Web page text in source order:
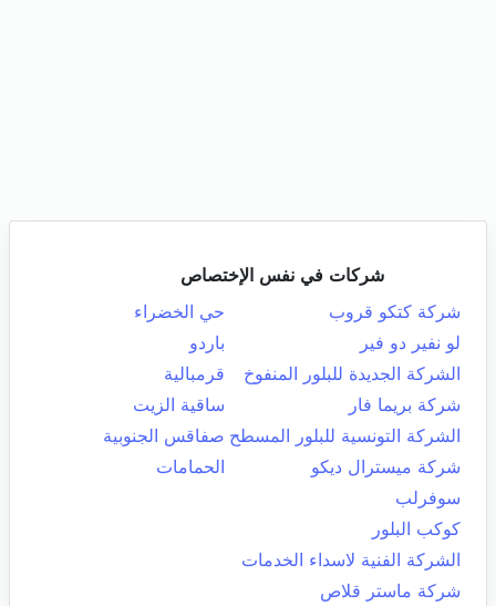
شركات في نفس الإختصاص
شركة كتكو قروب
حي الخضراء
لو نفير دو فير
باردو
الشركة الجديدة للبلور المنفوخ
قرمبالية
شركة بريما فار
ساقية الزيت
الشركة التونسية للبلور المسطح صفاقس الجنوبية
شركة ميسترال ديكو
الحمامات
سوفرلب
كوكب البلور
الشركة الفنية لاسداء الخدمات
شركة ماستر قلاص